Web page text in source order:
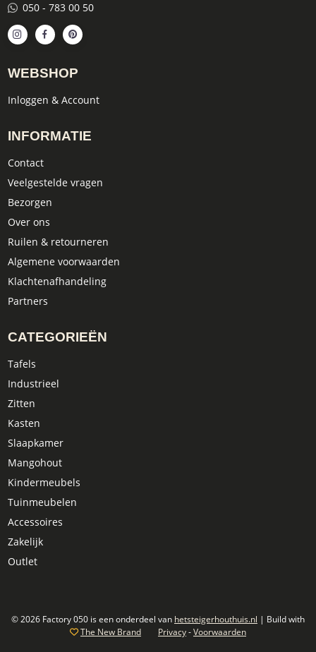
050 - 783 00 50
WEBSHOP
Inloggen & Account
INFORMATIE
Contact
Veelgestelde vragen
Bezorgen
Over ons
Ruilen & retourneren
Algemene voorwaarden
Klachtenafhandeling
Partners
CATEGORIEËN
Tafels
Industrieel
Zitten
Kasten
Slaapkamer
Mangohout
Kindermeubels
Tuinmeubelen
Accessoires
Zakelijk
Outlet
© 2026 Factory 050 is een onderdeel van hetsteigerhouthuis.nl | Build with
The New Brand
Privacy-Voorwaarden